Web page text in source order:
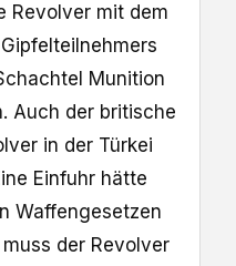
Revolver mit dem
Munition
Auch der britische
in der Türkei
Einfuhr hätte
Waffengesetzen
der Revolver